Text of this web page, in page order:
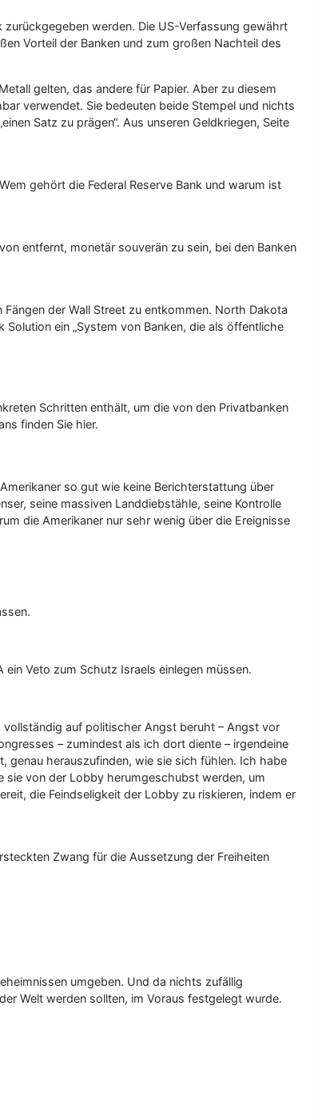
werden. Die US-Verfassung gewährt
Vorteil der Banken und zum großen Nachteil des
gelten, das andere für Papier. Aber zu diesem
verwendet. Sie bedeuten beide Stempel und nichts
Satz zu prägen“. Aus unseren Geldkriegen, Seite
gehört die Federal Reserve Bank und warum ist
entfernt, monetär souverän zu sein, bei den Banken
der Wall Street zu entkommen. North Dakota
ein „System von Banken, die als öffentliche
Schritten enthält, um die von den Privatbanken
finden Sie hier.
so gut wie keine Berichterstattung über
seine massiven Landdiebstähle, seine Kontrolle
die Amerikaner nur sehr wenig über die Ereignisse
Veto zum Schutz Israels einlegen müssen.
vollständig auf politischer Angst beruht – Angst vor
– zumindest als ich dort diente – irgendeine
genau herauszufinden, wie sie sich fühlen. Ich habe
sie von der Lobby herumgeschubst werden, um
die Feindseligkeit der Lobby zu riskieren, indem er
Zwang für die Aussetzung der Freiheiten
umgeben. Und da nichts zufällig
Welt werden sollten, im Voraus festgelegt wurde.